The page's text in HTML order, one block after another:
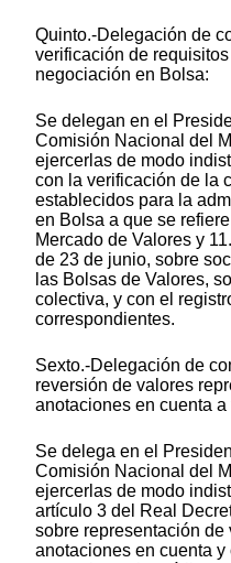
Quinto.-Delegación de
verificación de
negociación en Bolsa:
Se delegan en el
Comisión Nacional del
ejercerlas de modo
con la verificación de la
establecidos para la
en Bolsa a que se
Mercado de Valores y
de 23 de junio, sobre
las Bolsas de Valores,
colectiva, y con el
correspondientes.
Sexto.-Delegación de
reversión de valores
anotaciones en cuenta a
Se delega en el
Comisión Nacional del
ejercerlas de modo
artículo 3 del Real
sobre representación
anotaciones en cuenta